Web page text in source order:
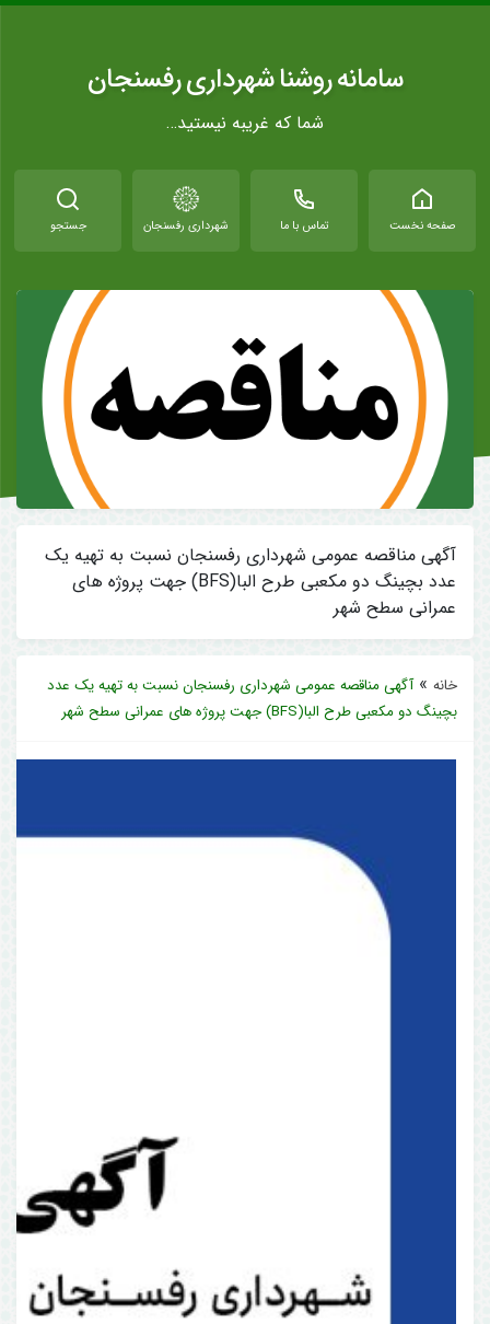
سامانه روشنا شهرداری رفسنجان
شما که غریبه نیستید…
صفحه نخست تماس با ما شهرداری رفسنجان جستجو
آگهی مناقصه عمومی شهرداری رفسنجان نسبت به تهیه یک
عدد بچینگ دو مکعبی طرح البا(BFS) جهت پروژه های
عمرانی سطح شهر
خانه »آگهی مناقصه عمومی شهرداری رفسنجان نسبت به تهیه یک عدد
بچینگ دو مکعبی طرح البا(BFS) جهت پروژه های عمرانی سطح شهر